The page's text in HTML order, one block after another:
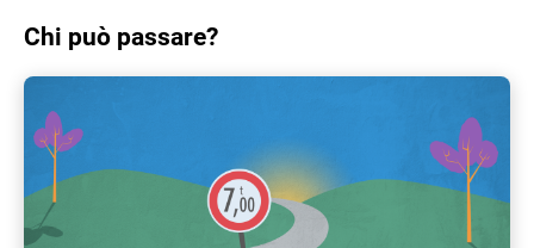
Chi può passare?